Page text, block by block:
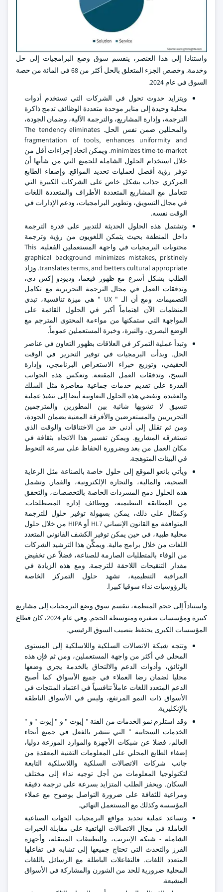
واستنادا إلى هذا العنصر، ينقسم سوق وضع البرامجيات إلى حل
وخدمة. وخصص الجزء المتعلق بالحل أكثر من 68 في المائة من حصة
السوق في عام 2024.
ويتزايد حدوث تحول في الشركات التي تستخدم أدوات
محلية وحيدة إلى منابر موحدة متعددة الوظائف تدمج ذاكرة
الترجمة، وإدارة المشاريع، والترجمة الآلية، وضمان الجودة،
والمحللين ضمن نفس الحل. The tendency eliminates
fragmentation of tools, enhances uniformity and
minimizes time-to-market. ويمكن اتخاذ إجراءات أقل من
خلال استخدام الحلول الشاملة للجميع التي من شأنها أن
توفر رؤية أفضل لعمليات تحديد المواقع. وإضفاء الطابع
المركزي جذاب بشكل خاص على الشركات الكبيرة التي
تتعامل مع المشاريع المتعددة الأطراف والمتعددة اللغات
في مجال التسويق، وتطوير البرامجيات، ودعم الإدارات في
الوقت نفسه.
وتشتمل هذه الحلول الحديثة للتدبير على قدرة الترجمة
داخل المنطقة بحيث يتمكن اللغويون من رؤية وترجمة
محتويات البرمجيات في واجهة المستعملين الفعلية. This
graphical background minimizes mistakes, pristinely
translates terms, and betters cultural appropriate. وزاد
الطلب بشكل أسرع مع ظهور فيغما، وديودو إكس دي،
وتدفقات العمل في مجال الترجمة التحريرية مع تكامل
التصميمات. ومع أن الـ " UX " هي ميزة تنافسية، تبدي
المنظمات الآن اهتماماً أكبر في الحلول القائمة على
المواجهة التي ستمكنها من مواءمة المحتوى المترجم مع
الوضع البصري، والنبرة، وخبرة المستعملين عموماً.
وتبدأ عملية التمركز في العلاقات بظهور التعاون في عناصر
الحل. وبدأت البرمجيات في توفير التحرير في الوقت
الحقيقي، وتوزيع خبراء الاستعراض البرنامجي، وإدارة
النسخ، وتدفقات العمل المقنعة. وتعكس هذه الجوانب
القدرة على تقديم خدمات جماعية معاصرة مثل السلك
والعقيدة. وتفضي هذه الحلول التعاونية أيضا إلى تنفيذ عملية
تنسيق لا تشوبها شائبة بين المطورين والمترجمين
التحريريين والمستعرضين والأفرقة المعنية بضمان الجودة،
ومن ثم تقلل إلى أدنى حد من الاختناقات والوقت الذي
تستغرقه المشاريع. ويمكن تفسير هذا الاتجاه بثقافة في
مكان العمل من بعد وبضرورة الحفاظ على سرعة التحوط
في البيئات المتوهجة.
ويأتي بائعو الموقع إلى حلول خاصة بالصناعة مثل الرعاية
الصحية، والمالية، والتجارة الإلكترونية، والقمار. وتشمل
هذه الحلول دمج المسردات الخاصة بالتخصصات، والتحقق
من المطابقة التنظيمية، ووظائف إدارة المصطلحات.
وكمثال على ذلك، يمكن بسهولة توفير حلول للترجمة
المتوافقة مع القانون الإنساني HL7 أو HIPA من خلال حلول
محلية طبية، في حين يمكن توفير الكشف القانوني المتعدد
اللغات من خلال برامج مالية. ويمكِّن هذا الترشيد الشركات
من الوفاء بالمتطلبات الصارمة للصناعة، فضلاً عن تخفيض
مقدار التنقيحات اللاحقة للترجمة. ومع هذه الزيادة في
المراقبة التنظيمية، تشهد حلول التمركز الخاصة
بالرؤوسيات نداء سوقيا كبيرا.
واستناداً إلى حجم المنظمة، تنقسم سوق وضع البرمجيات إلى مشاريع
كبيرة ومؤسسات صغيرة ومتوسطة الحجم. وفي عام 2024، كان قطاع
المؤسسات الكبرى يحتفظ بنصيب السوق الرئيسي.
وتتجه شبكة الاتصالات السلكية واللاسلكية إلى المستوى
المحلي في أكثر من واجهة المستعملين، ومن ثم فإن هذه
الوثائق، وأدوات الدعم والالتحاق بالخدمة يجري وضعها
محليا لضمان رضا العملاء في جميع الأسواق. كما أصبح
الدعم المتعدد اللغات عاملاً تنافسياً في اعتماد المنتجات في
الأسواق ذات النمو المرتفع، وليس في الأسواق الناطقة
بالإنكليزية.
وقد استلزم نمو الخدمات من الفئة " إيوت " و " إيوت " و "
الخدمات السحابية " التي تنتشر بالفعل في جميع أنحاء
العالم، فضلا عن شبكات الأجهزة والموارد الموزعة دوليا،
إضفاء الطابع المحلي على المعلومات التقنية المعقدة من
جانب شركات الاتصالات السلكية واللاسلكية التابعة
لتكنولوجيا المعلومات من أجل توجيه نداء إلى مختلف
السكان. ويحفز الطلب المتزايد بسرعة على ترجمة دقيقة
ومراعية للثقافة على ضرورة التواصل بوضوح مع عملاء
المؤسسة وكذلك مع المستعمل النهائي.
وتساعد عملية تحديد مواقع البرمجيات الجهات الصناعية
العاملة في مجال الاتصالات الهاتفية على مقابلة الخبرات
الشاملة - شبكة الإنترنت، والتطبيقات المتنقلة، وأجهزة
الفرز والتحدث التي تحتاج جميعها إلى تشابه في تفاعلها
المتعدد اللغات. فالتفاعلات الباطلة مع الرسائل باللغات
المحلية ضرورية للحد من الشورن والمشاركة في الأسواق
المشبعة.